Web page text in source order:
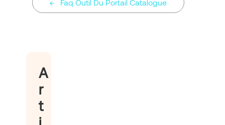
Faq Outil Du Portail Catalogue
A
r
t